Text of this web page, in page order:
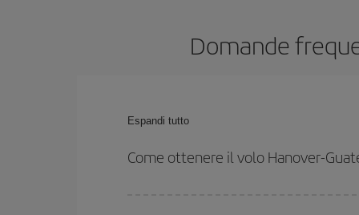
Domande
Espandi tutto
Come ottenere il volo Hanover-